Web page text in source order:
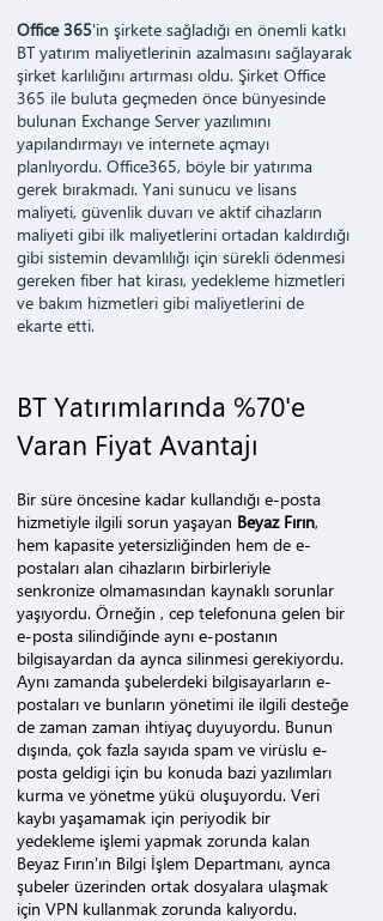
Office 365'in şirkete sağladığı en önemli katkı
BT yatırım maliyetlerinin azalmasını sağlayarak
şirket karlılığını artırması oldu. Şirket Office
365 ile buluta geçmeden önce bünyesinde
bulunan Exchange Server yazılımını
yapılandırmayı ve internete açmayı
planlıyordu. Office365, böyle bir yatırıma
gerek bırakmadı. Yani sunucu ve lisans
maliyeti, güvenlik duvarı ve aktif cihazların
maliyeti gibi ilk maliyetlerini ortadan kaldırdığı
gibi sistemin devamlılığı için sürekli ödenmesi
gereken fiber hat kirası, yedekleme hizmetleri
ve bakım hizmetleri gibi maliyetlerini de
ekarte etti.
BT Yatırımlarında %70'e
Varan Fiyat Avantajı
Bir süre öncesine kadar kullandığı e-posta
hizmetiyle ilgili sorun yaşayan Beyaz Fırın,
hem kapasite yetersizliğinden hem de e-
postaları alan cihazların birbirleriyle
senkronize olmamasından kaynaklı sorunlar
yaşıyordu. Örneğin , cep telefonuna gelen bir
e-posta silindiğinde aynı e-postanın
bilgisayardan da aynca silinmesi gerekiyordu.
Aynı zamanda şubelerdeki bilgisayarların e-
postaları ve bunların yönetimi ile ilgili desteğe
de zaman zaman ihtiyaç duyuyordu. Bunun
dışında, çok fazla sayıda spam ve virüslu e-
posta geldigi için bu konuda bazi yazılımları
kurma ve yönetme yükü oluşuyordu. Veri
kaybı yaşamamak için periyodik bir
yedekleme işlemi yapmak zorunda kalan
Beyaz Fırın'ın Bilgi İşlem Departmanı, aynca
şubeler üzerinden ortak dosyalara ulaşmak
için VPN kullanmak zorunda kalıyordu.